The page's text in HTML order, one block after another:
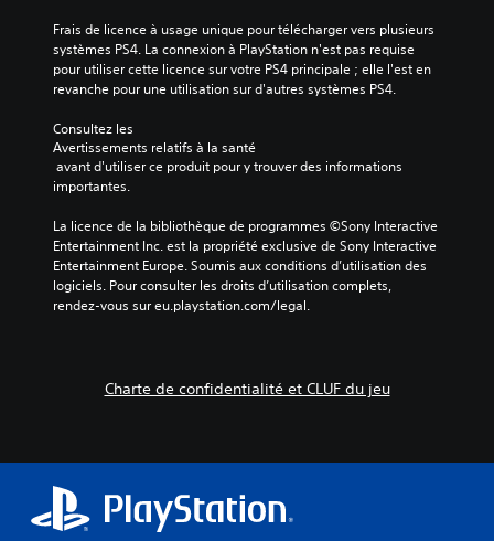
Frais de licence à usage unique pour télécharger vers plusieurs
systèmes PS4. La connexion à PlayStation n'est pas requise
pour utiliser cette licence sur votre PS4 principale ; elle l'est en
revanche pour une utilisation sur d'autres systèmes PS4.
Consultez les
Avertissements relatifs à la santé
importantes.
La licence de la bibliothèque de programmes ©Sony Interactive
Entertainment Inc. est la propriété exclusive de Sony Interactive
Entertainment Europe. Soumis aux conditions d’utilisation des
logiciels. Pour consulter les droits d’utilisation complets,
rendez-vous sur eu.playstation.com/legal.
Charte de confidentialité et CLUF du jeu